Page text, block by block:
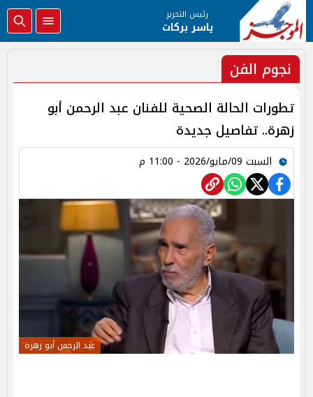
رئيس التحرير
ياسر بركات
نجوم الفن
تطورات الحالة الصحية للفنان عبد الرحمن أبو
زهرة.. تفاصيل جديدة
السبت 09/مايو/2026 - 11:00 م
عبد الرحمن أبو زهرة